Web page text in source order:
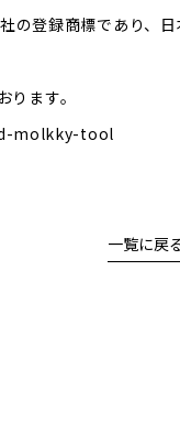
登録商標であり、
ます。
molkky-tool
一覧に戻